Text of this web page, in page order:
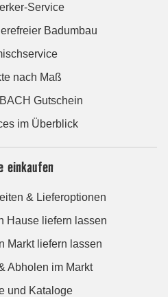
Service
Badumbau
nach Maß
Gutschein
im Überblick
einkaufen
& Lieferoptionen
Hause liefern lassen
Markt liefern lassen
Abholen im Markt
und Kataloge